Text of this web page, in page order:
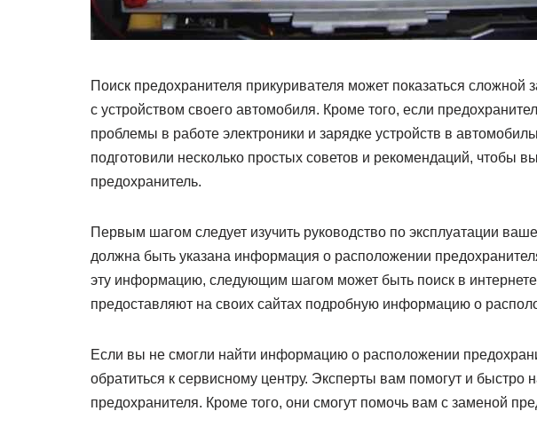
Поиск предохранителя прикуривателя может показаться
с устройством своего автомобиля. Кроме того, если
проблемы в работе электроники и зарядке устройств в
подготовили несколько простых советов и рекомендаций, чтобы
предохранитель.
Первым шагом следует изучить руководство по эксплуатации
должна быть указана информация о расположении
эту информацию, следующим шагом может быть поиск в
предоставляют на своих сайтах подробную информацию о
Если вы не смогли найти информацию о расположении
обратиться к сервисному центру. Эксперты вам помогут и быстро
предохранителя. Кроме того, они смогут помочь вам с заменой